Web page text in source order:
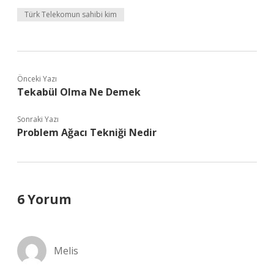
Türk Telekomun sahibi kim
Önceki Yazı
Tekabül Olma Ne Demek
Sonraki Yazı
Problem Ağacı Tekniği Nedir
6 Yorum
Melis